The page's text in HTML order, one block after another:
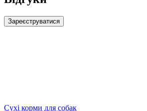
Зареєструватися
Сухі корми для собак